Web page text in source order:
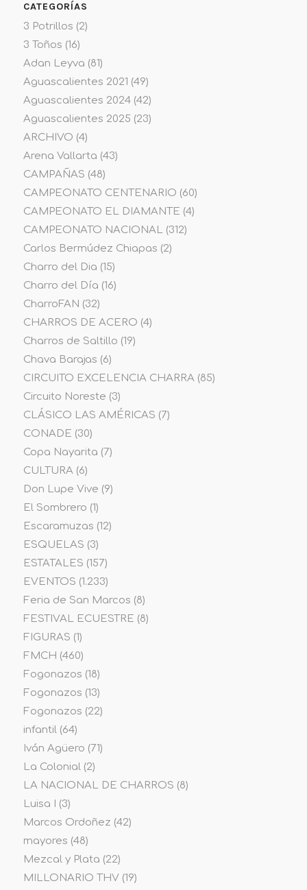
CATEGORÍAS
3 Potrillos (2)
3 Toños (16)
Adan Leyva (81)
Aguascalientes 2021 (49)
Aguascalientes 2024(42)
Aguascalientes 2025 (23)
ARCHIVO (4)
Arena Vallarta (43)
CAMPAÑAS (48)
CAMPEONATO CENTENARIO (60)
CAMPEONATO EL DIAMANTE (4)
CAMPEONATO NACIONAL(312)
Carlos Bermúdez Chiapas (2)
Charro del Dia (15)
Charro del Día (16)
CharroFAN (32)
CHARROS DE ACERO (4)
Charros de Saltillo (19)
Chava Barajas (6)
CIRCUITO EXCELENCIA CHARRA(85)
Circuito Noreste (3)
CLÁSICO LAS AMÉRICAS (7)
CONADE (30)
Copa Nayarita (7)
CULTURA(6)
Don Lupe Vive (9)
El Sombrero (1)
Escaramuzas (12)
ESQUELAS (3)
ESTATALES (157)
EVENTOS (1.233)
Feria de San Marcos (8)
FESTIVAL ECUESTRE (8)
FIGURAS (1)
FMCH (460)
Fogonazos (18)
Fogonazos (13)
Fogonazos (22)
infantil(64)
Iván Agüero (71)
La Colonial(2)
LA NACIONAL DE CHARROS (8)
Luisa I
(3)
Marcos Ordoñez (42)
mayores (48)
Mezcal y Plata (22)
MILLONARIO THV(19)